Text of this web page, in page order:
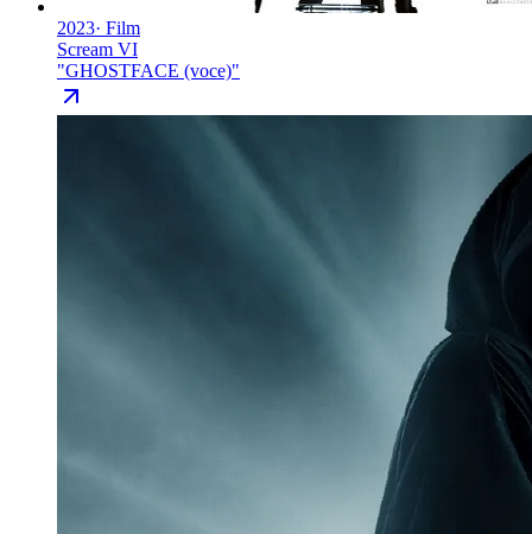
2023· Film
Scream VI
"GHOSTFACE (voce)"